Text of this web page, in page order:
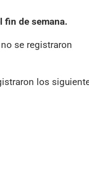
fin de semana.
se registraron
los